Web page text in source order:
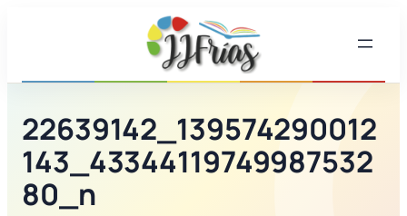
22639142_139574290012
143_43344119749987532
80_n